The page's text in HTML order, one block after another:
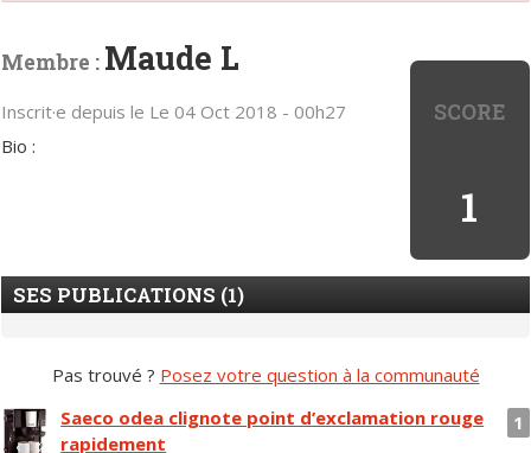
SCORE
1
Membre : Maude L
Inscrit·e depuis le Le 04 Oct 2018 - 00h27
Bio :
SES PUBLICATIONS (1)
Pas trouvé ? Posez votre question à la communauté
1
Saeco odea clignote point d’exclamation rouge
rapidement